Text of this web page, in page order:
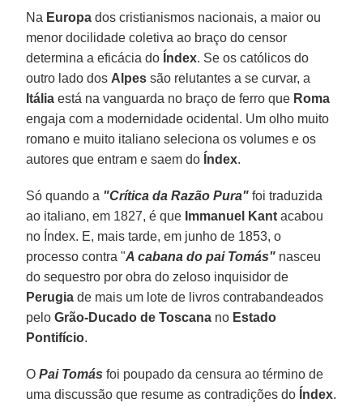
Na Europa dos cristianismos nacionais, a maior ou
menor docilidade coletiva ao braço do censor
determina a eficácia do Índex. Se os católicos do
outro lado dos Alpes são relutantes a se curvar, a
Itáliaestá na vanguarda no braço de ferro que Roma
engaja com a modernidade ocidental. Um olho muito
romano e muito italiano seleciona os volumes e os
autores que entram e saem do Índex.
Só quando a "Crítica da Razão Pura" foi traduzida
ao italiano, em 1827, é que Immanuel Kant acabou
no Índex. E, mais tarde, em junho de 1853, o
processo contra "A cabana do pai Tomás" nasceu
do sequestro por obra do zeloso inquisidor de
Perugia de mais um lote de livros contrabandeados
peloGrão-Ducado de Toscana no Estado
Pontifício.
OPai Tomás foi poupado da censura ao término de
uma discussão que resume as contradições do Índex.